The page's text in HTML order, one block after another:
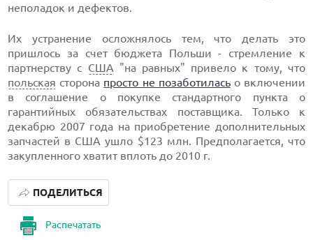
неполадок и дефектов.
Их устранение осложнялось тем, что делать это
пришлось за счет бюджета Польши - стремление к
партнерству с США "на равных" привело к тому, что
польская сторона просто не позаботиласьо включении
в соглашение о покупке стандартного пункта о
гарантийных обязательствах поставщика. Только к
декабрю 2007 года на приобретение дополнительных
запчастей в США ушло $123 млн. Предполагается, что
закупленного хватит вплоть до 2010 г.
Распечатать
ПОДЕЛИТЬСЯ